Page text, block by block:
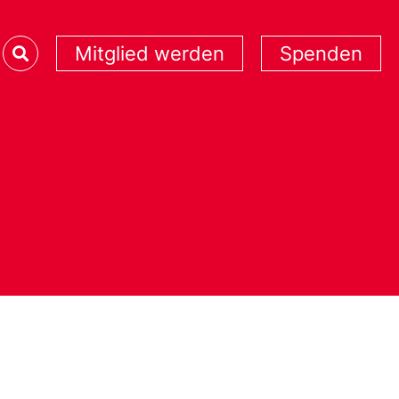
Mitglied werden Spenden